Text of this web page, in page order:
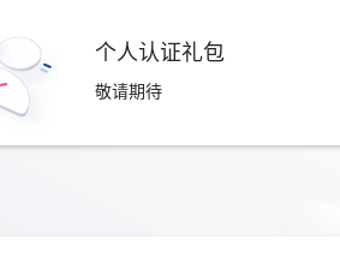
个人认证礼包
敬请期待